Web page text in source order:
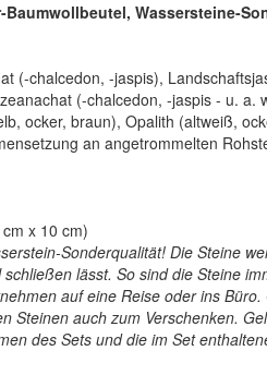
Wassersteine-
(-chalcedon, -jaspis),
(-chalcedon, -jaspis - u. a.
ocker, braun), Opalith (altweiß,
an angetrommelten
x 10 cm)
Sonderqualität! Die Steine
lässt. So sind die Steine
auf eine Reise oder ins
Steinen auch zum Verschenken.
des Sets und die im Set